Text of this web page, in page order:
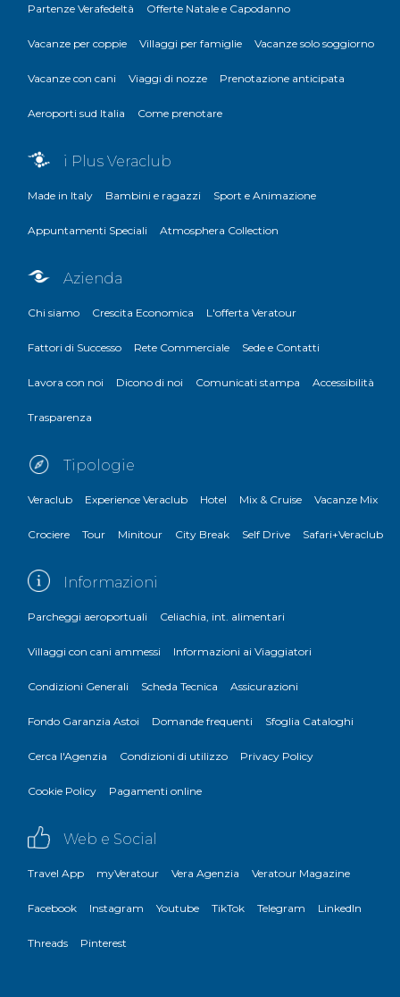
Partenze Verafedeltà Offerte Natale e Capodanno
Vacanze per coppie Villaggi per famiglie Vacanze solo soggiorno
Vacanze con cani Viaggi di nozze Prenotazione anticipata
Aeroporti sud Italia Come prenotare
i Plus Veraclub
Made in Italy Bambini e ragazzi Sport e Animazione
Appuntamenti Speciali Atmosphera Collection
Azienda
Chi siamo Crescita Economica L'offerta Veratour
Fattori di Successo Rete Commerciale Sede e Contatti
Lavora con noi Dicono di noi Comunicati stampa Accessibilità
Trasparenza
Tipologie
Veraclub Experience Veraclub Hotel Mix & Cruise Vacanze Mix
Crociere Tour Minitour City Break Self Drive Safari+Veraclub
Informazioni
Parcheggi aeroportuali Celiachia, int. alimentari
Villaggi con cani ammessi Informazioni ai Viaggiatori
Condizioni Generali Scheda Tecnica Assicurazioni
Fondo Garanzia Astoi Domande frequenti Sfoglia Cataloghi
Cerca l'Agenzia Condizioni di utilizzo Privacy Policy
Cookie Policy Pagamenti online
Web e Social
Travel App myVeratour Vera Agenzia Veratour Magazine
Facebook Instagram Youtube TikTok Telegram LinkedIn
Threads Pinterest